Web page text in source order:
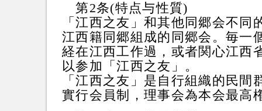
第2条(特点与性質)
「江西之友」和其他同郷会不同
江西籍同郷組成的同郷会。毎一
経在江西工作過，或者関心江西
以参加「江西之友」。
「江西之友」是自行組織的民間
實行会員制，理事会為本会最高